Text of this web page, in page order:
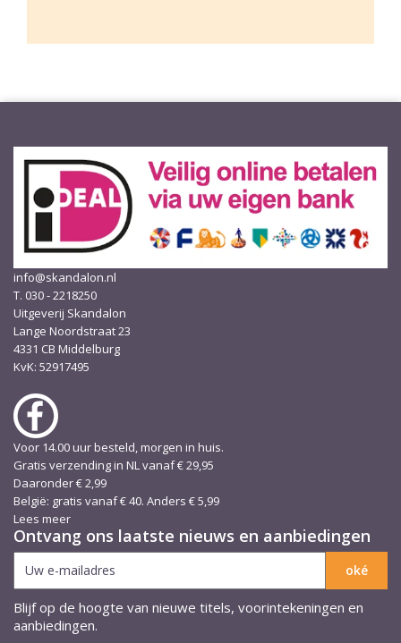
info@skandalon.nl
T. 030 - 2218250
Uitgeverij Skandalon
Lange Noordstraat 23
4331 CB Middelburg
KvK: 52917495
Voor 14.00 uur besteld, morgen in huis.
Gratis verzending in NL vanaf € 29,95
Daaronder € 2,99
België: gratis vanaf € 40. Anders € 5,99
Lees meer
Ontvang ons laatste nieuws en aanbiedingen
Blijf op de hoogte van nieuwe titels, voorintekeningen en
aanbiedingen.